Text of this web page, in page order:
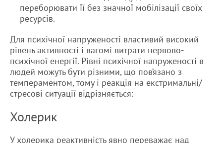
переборювати її без значної мобілізації своїх
ресурсів.
Для психічної напруженості властивий високий
рівень активності і вагомі витрати нервово-
психічної енергії. Рівні психічної напруженості в
людей можуть бути різними, що пов’язано з
темпераментом, тому і реакція на екстримальні/
стресові ситуації відрізняється:
Холерик
У холерика реактивність явно переважає над